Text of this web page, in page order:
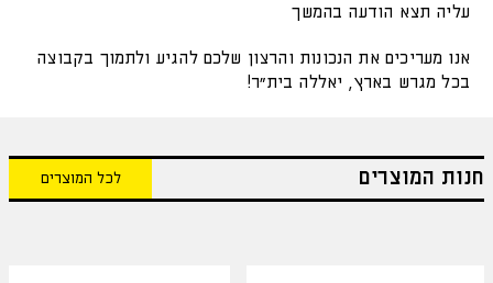
עליה תצא הודעה בהמשך
אנו מעריכים את הנכונות והרצון שלכם להגיע ולתמוך בקבוצה
בכל מגרש בארץ, יאללה בית"ר!
חנות המוצרים לכל המוצרים